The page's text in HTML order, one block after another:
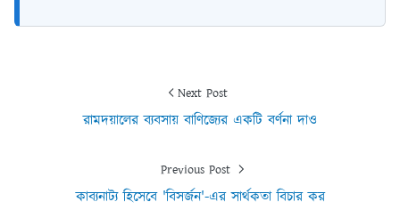
Next Post
রামদয়ালের ব্যবসায় বাণিজ্যের একটি বর্ণনা দাও
Previous Post
কাব্যনাট্য হিসেবে 'বিসর্জন'-এর সার্থকতা বিচার কর